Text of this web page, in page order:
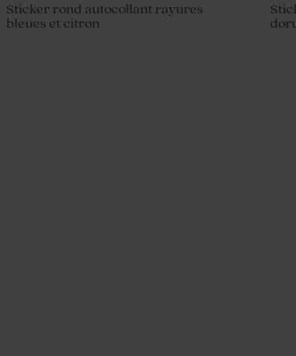
Sticker rond autocollant rayures
bleues et citron